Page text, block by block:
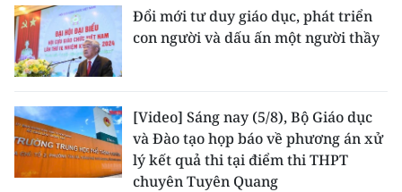
Đổi mới tư duy giáo dục, phát triển
con người và dấu ấn một người thầy
[Video] Sáng nay (5/8), Bộ Giáo dục
và Đào tạo họp báo về phương án xử
lý kết quả thi tại điểm thi THPT
chuyên Tuyên Quang